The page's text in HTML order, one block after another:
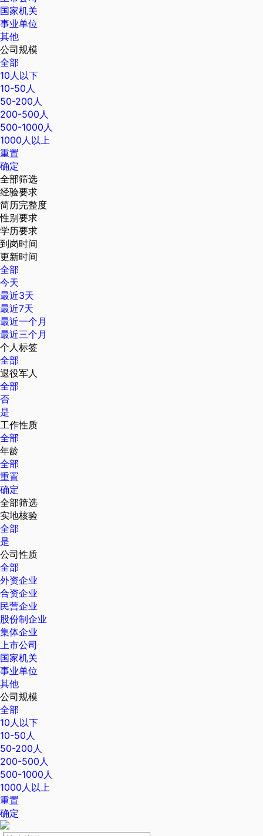
国家机关
事业单位
其他
公司规模
全部
10人以下
10-50人
50-200人
200-500人
500-1000人
1000人以上
重置
确定
全部筛选
经验要求
简历完整度
性别要求
学历要求
到岗时间
更新时间
全部
今天
最近3天
最近7天
最近一个月
最近三个月
个人标签
全部
退役军人
全部
否
是
工作性质
全部
年龄
全部
重置
确定
全部筛选
实地核验
全部
是
公司性质
全部
外资企业
合资企业
民营企业
股份制企业
集体企业
上市公司
国家机关
事业单位
其他
公司规模
全部
10人以下
10-50人
50-200人
200-500人
500-1000人
1000人以上
重置
确定